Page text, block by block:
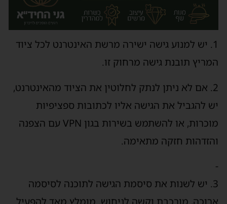
1. יש למנוע גישה ישירה מרשת האינטרנט לכל ציוד
המריץ תובנת גישה מרחוק זו.
2. אם לא ניתן לנתק לחלוטין את הציוד מהאינטרנט,
יש להגביל את הגישה אליו לכתובות ספציפיות
מוכרות, או להשתמש בשירות בגון VPN עם הצפנה
והזדהות חזקה מתאימה.
-
3. יש לשנות את סיסמת הגישה לתוכנה לסיסמה